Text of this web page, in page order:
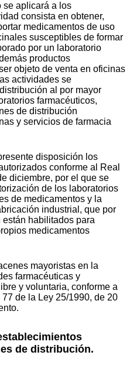
se aplicará a los
consista en obtener,
medicamentos de uso
susceptibles de formar
por un laboratorio
productos
objeto de venta en oficinas
actividades se
al por mayor
farmacéuticos,
de distribución
y servicios de farmacia
disposición los
conforme al Real
diciembre, por el que se
de los laboratorios
de medicamentos y la
industrial, que por
habilitados para
medicamentos
mayoristas en la
farmacéuticas y
y voluntaria, conforme a
de la Ley 25/1990, de 20
de distribución.